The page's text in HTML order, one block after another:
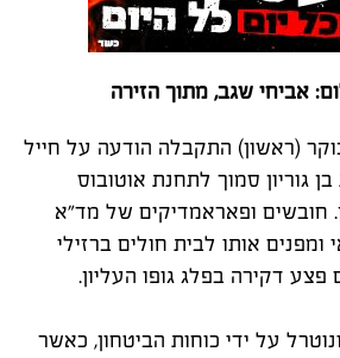
אביחי שגב, מתוך הזירה
לשעה 08:24 הבוקר (ראשון) התקבלה הודעה על חייל
גוריון סמוך לתחנת אוטובוס
חובשים ופאראמדיקים של מד"א
ומפנים אותו לבית חולים ברזילי
דקירה בפלג גופו העליון.
על ידי כוחות הביטחון, כאשר